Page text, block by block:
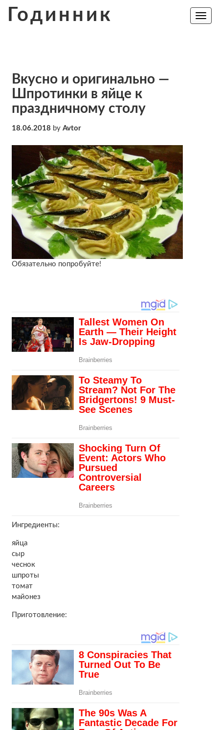
Годинник
Toggle
Вкусно и оригинально —
Шпротинки в яйце к
праздничному столу
18.06.2018 by Avtor
Обязательно попробуйте!
Ингредиенты:
яйца
сыр
чеснок
шпроты
томат
майонез
Приготовление: